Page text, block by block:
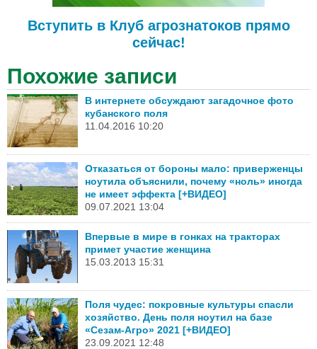
Вступить в Клуб агрознатоков прямо
сейчас!
Похожие записи
В интернете обсуждают загадочное фото
кубанского поля
11.04.2016 10:20
Отказаться от бороны мало: приверженцы
ноутила объяснили, почему «ноль» иногда
не имеет эффекта [+ВИДЕО]
09.07.2021 13:04
Впервые в мире в гонках на тракторах
примет участие женщина
15.03.2013 15:31
Поля чудес: покровные культуры спасли
хозяйство. День поля ноутил на базе
«Сезам-Агро» 2021 [+ВИДЕО]
23.09.2021 12:48